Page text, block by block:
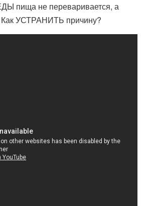
пища не переваривается, а
УСТРАНИТЬ причину?